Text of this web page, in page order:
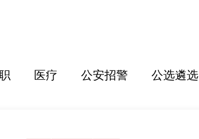
医疗 公安招警 公选遴选